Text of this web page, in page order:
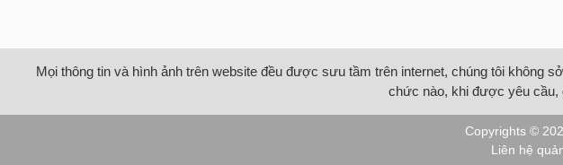
Mọi thông tin và hình ảnh trên website đều được sưu tầm trên internet, chúng tôi không
chức nào, khi được yêu cầu,
Copyrights ©
Liên hệ